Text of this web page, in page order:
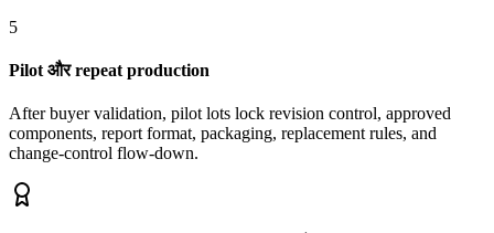
5
Pilot और repeat production
After buyer validation, pilot lots lock revision control, approved
components, report format, packaging, replacement rules, and
change-control flow-down.